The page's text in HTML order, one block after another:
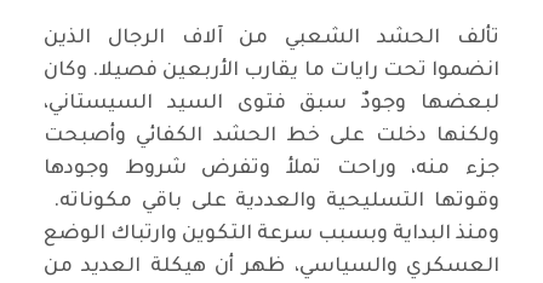
تألف الحشد الشعبي من آلاف الرجال الذين
انضموا تحت رايات ما يقارب الأربعين فصيلا. وكان
لبعضها وجودٌ سبق فتوى السيد السيستاني،
ولكنها دخلت على خط الحشد الكفائي وأصبحت
جزء منه، وراحت تملأ وتفرض شروط وجودها
وقوتها التسليحية والعددية على باقي مكوناته.
ومنذ البداية وبسبب سرعة التكوين وارتباك الوضع
العسكري والسياسي، ظهر أن هيكلة العديد من